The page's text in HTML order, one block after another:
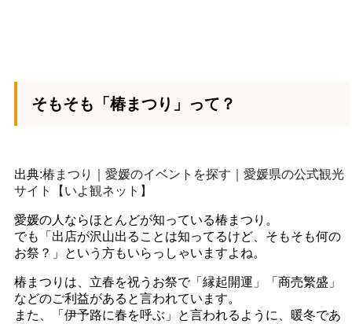
そもそも「椿まつり」って？
出典:椿まつり｜愛媛のイベントを探す｜愛媛県の公式観光
サイト【いよ観ネット】
愛媛の人ならほとんどが知っている椿まつり。
でも「出店が沢山出ることは知ってるけど、そもそも何の
お祭？」という方もいらっしゃいますよね。
椿まつりは、立春を祝うお祭で「縁起開運」「商売繁盛」
などのご利益があると言われています。
また、「伊予路に春を呼ぶ」と言われるように、暖冬であ